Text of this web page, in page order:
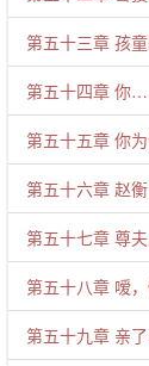
第五十三章 孩
第五十四章 你
第五十五章 你
第五十六章 赵衡
第五十七章 尊
第五十八章 嗳
第五十九章 亲